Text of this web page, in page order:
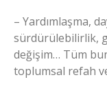
– Yardımlaşma,
sürdürülebilirlik,
değişim… Tüm
toplumsal refah